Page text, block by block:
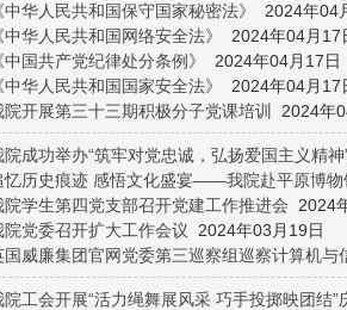
中华人民共和国保守国家秘密法》
2024年04
中华人民共和国网络安全法》
2024年04月17
中国共产党纪律处分条例》
2024年04月17日
中华人民共和国国家安全法》
2024年04月17
院开展第三十三期积极分子党课培训 2024年
院成功举办“筑牢对党忠诚，弘扬爱国主义精
忆历史痕迹 感悟文化盛宴——我院赴平原博物
院学生第四党支部召开党建工作推进会 2024
院党委召开扩大工作会议 2024年03月19日
国威廉集团官网党委第三巡察组巡察计算机
院工会开展“活力绳舞展风采 巧手投掷映团结”